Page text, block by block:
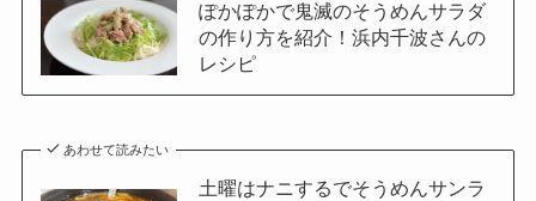
ぽかぽかで鬼滅のそうめんサラダ
の作り方を紹介！浜内千波さんの
レシピ
あわせて読みたい
土曜はナニするでそうめんサンラ